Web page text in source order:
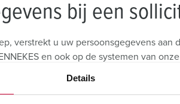
Details
bij een
verstrekt u uw persoonsgegevens
en ook op de systemen van
in de zin van artikel 4
de zin van artikel 28 AVG.